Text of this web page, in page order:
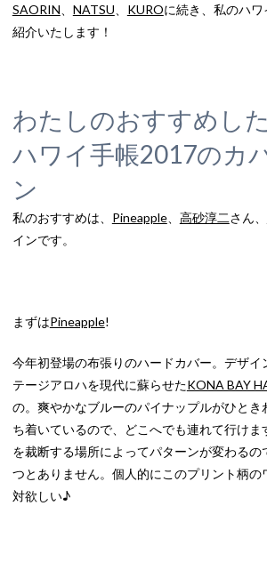
SAORIN
NATSU KUROに続き、私のハ
紹介いたします！
わたしのおすすめし
ハワイ手帳2017のカ
ン
私のおすすめは、 Pineapple、 高砂淳二さん、
インです。
まずはPineapple!
今年初登場の布張りのハードカバー。デザイ
テージアロハを現代に蘇らせたKONA BAY
の。爽やかなブルーのパイナップルがひとき
ち着いているので、どこへでも連れて行け
を裁断する場所によってパターンが変わるの
つとありません。個人的にこのプリント柄の
対欲しい♪